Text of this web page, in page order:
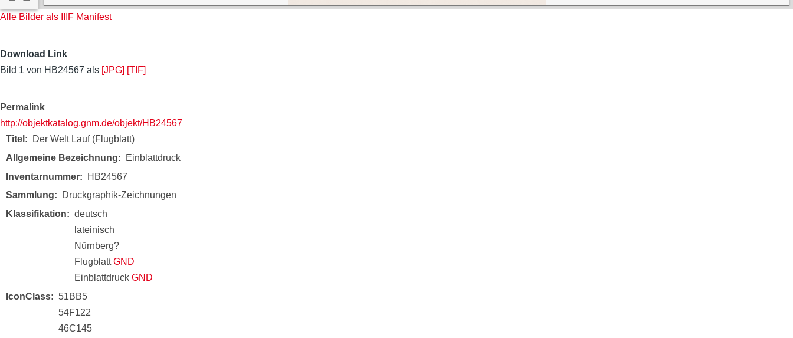
Alle Bilder als IIIF Manifest
Download Link
Bild 1 von HB24567 als [JPG] [TIF]
Permalink
http://objektkatalog.gnm.de/objekt/HB24567
Titel
Der Welt Lauf (Flugblatt)
Allgemeine Bezeichnung
Einblattdruck
Inventarnummer
HB24567
Sammlung
Druckgraphik-Zeichnungen
Klassifikation
deutsch
lateinisch
Nürnberg?
FlugblattGND
Einblattdruck GND
IconClass
51BB5
54F122
46C145